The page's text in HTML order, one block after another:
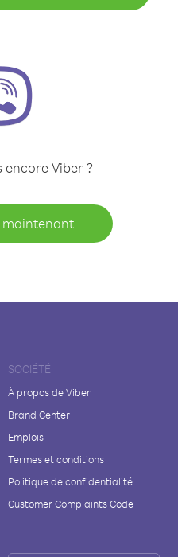
encore Viber ?
maintenant
SOCIÉTÉ
À propos de Viber
Brand Center
Emplois
Termes et conditions
Politique de confidentialité
Customer Complaints Code